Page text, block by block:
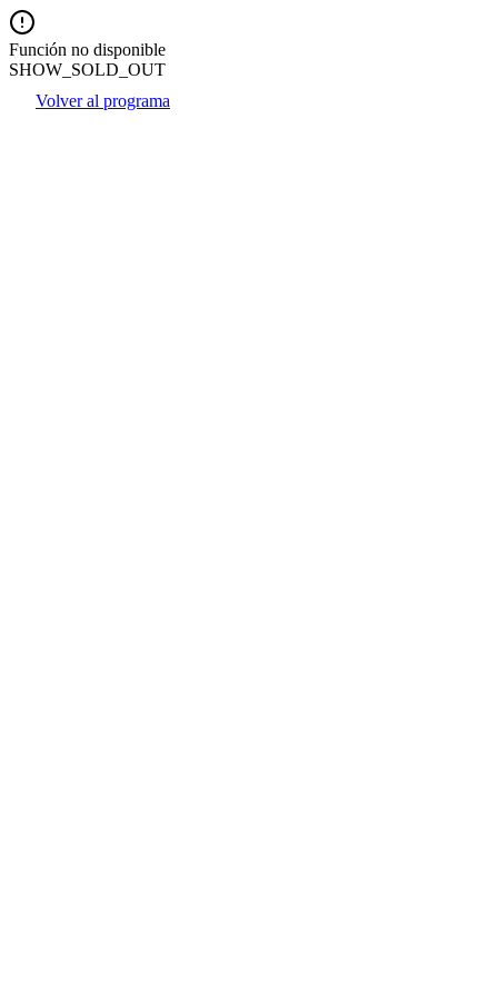
Función no disponible
SHOW_SOLD_OUT
Volver al programa